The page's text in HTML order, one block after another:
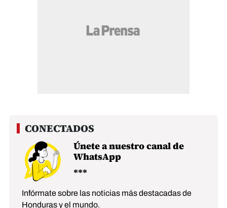
Únete a nuestro canal de
WhatsApp
Infórmate sobre las noticias más destacadas de
Honduras y el mundo.